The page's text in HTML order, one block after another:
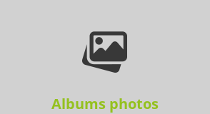
Albums photos